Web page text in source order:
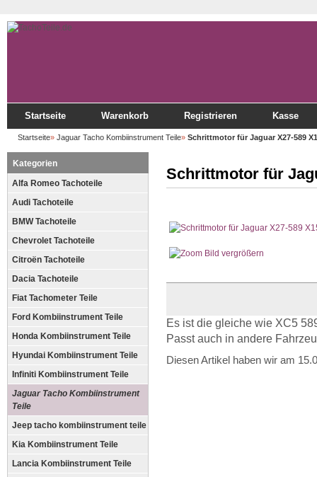
Startseite Warenkorb Registrieren Kasse
Startseite» Jaguar Tacho Kombiinstrument Teile» Schrittmotor für Jaguar X27-589
Kategorien
Alfa Romeo Tachoteile
Audi Tachoteile
BMW Tachoteile
Chevrolet Tachoteile
Citroën Tachoteile
Dacia Tachoteile
Fiat Tachometer Teile
Ford Kombiinstrument Teile
Honda Kombiinstrument Teile
Hyundai Kombiinstrument Teile
Infiniti Kombiinstrument Teile
Jaguar Tacho Kombiinstrument
Teile
Jeep tacho kombiinstrument teile
Kia Kombiinstrument Teile
Lancia Kombiinstrument Teile
Schrittmotor für
Bild vergrößern
Es ist die gleiche wie XC5
Passt auch in andere
Diesen Artikel haben wir am